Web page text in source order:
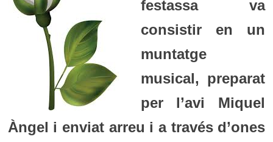
festassa va
consistir en un
muntatge
musical, preparat
per l’avi Miquel
Àngel i enviat arreu i a través d’ones